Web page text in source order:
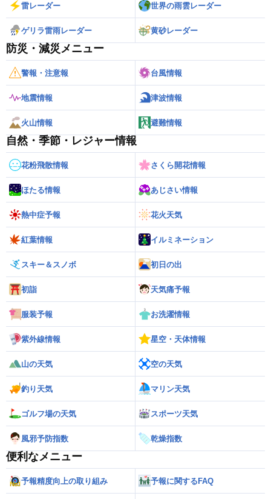
雷レーダー 世界の雨雲レーダー
ゲリラ雷雨レーダー 黄砂レーダー
防災・減災メニュー
警報・注意報 台風情報
地震情報 津波情報
火山情報 避難情報
自然・季節・レジャー情報
花粉飛散情報 さくら開花情報
ほたる情報 あじさい情報
熱中症予報 花火天気
紅葉情報 イルミネーション
スキー＆スノボ 初日の出
初詣 天気痛予報
服装予報 お洗濯情報
紫外線情報 星空・天体情報
山の天気 空の天気
釣り天気 マリン天気
ゴルフ場の天気 スポーツ天気
風邪予防指数 乾燥指数
便利なメニュー
予報精度向上の取り組み 予報に関するFAQ